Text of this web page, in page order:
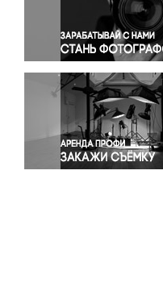
Правосудие
Происшествия и
Религия
Светская жизнь
Спорт
Экология
Экономика и